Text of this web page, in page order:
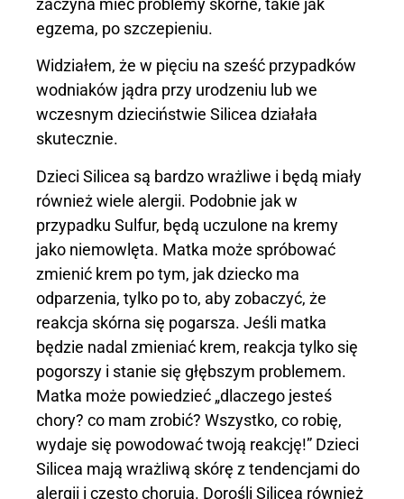
zaczyna mieć problemy skórne, takie jak
egzema, po szczepieniu.
Widziałem, że w pięciu na sześć przypadków
wodniaków jądra przy urodzeniu lub we
wczesnym dzieciństwie Silicea działała
skutecznie.
Dzieci Silicea są bardzo wrażliwe i będą miały
również wiele alergii. Podobnie jak w
przypadku Sulfur, będą uczulone na kremy
jako niemowlęta. Matka może spróbować
zmienić krem ​​po tym, jak dziecko ma
odparzenia, tylko po to, aby zobaczyć, że
reakcja skórna się pogarsza. Jeśli matka
będzie nadal zmieniać krem, reakcja tylko się
pogorszy i stanie się głębszym problemem.
Matka może powiedzieć „dlaczego jesteś
chory? co mam zrobić? Wszystko, co robię,
wydaje się powodować twoją reakcję!” Dzieci
Silicea mają wrażliwą skórę z tendencjami do
alergii i często chorują. Dorośli Silicea również